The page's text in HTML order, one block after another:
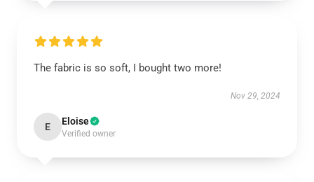
The fabric is so soft, I bought two more!
Nov 29, 2024
E Eloise
Verified owner